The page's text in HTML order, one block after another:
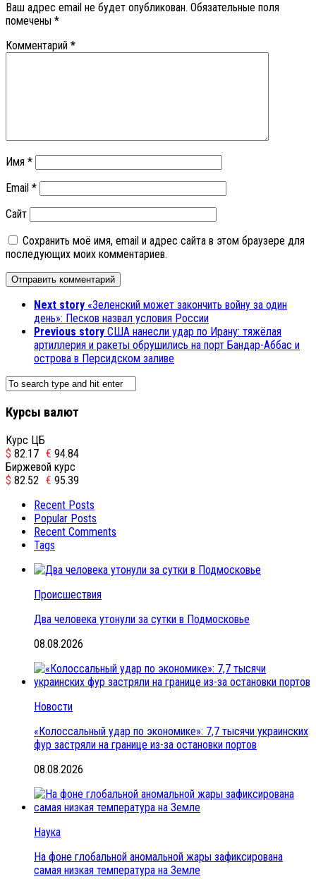
Ваш адрес email не будет опубликован. Обязательные поля
помечены *
Комментарий *
Имя *
Email *
Сайт
Сохранить моё имя, email и адрес сайта в этом браузере для
последующих моих комментариев.
Next story «Зеленский может закончить войну за один
день»: Песков назвал условия России
Previous story США нанесли удар по Ирану: тяжёлая
артиллерия и ракеты обрушились на порт Бандар-Аббас и
острова в Персидском заливе
Курсы валют
Курс ЦБ
$ 82.17 € 94.84
Биржевой курс
$ 82.52 € 95.39
Recent Posts
Popular Posts
Recent Comments
Tags
Происшествия
Два человека утонули за сутки в Подмосковье
08.08.2026
Новости
«Колоссальный удар по экономике»: 7,7 тысячи украинских
фур застряли на границе из-за остановки портов
08.08.2026
Наука
На фоне глобальной аномальной жары зафиксирована
самая низкая температура на Земле